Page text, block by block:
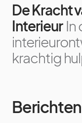
De Kracht
Interieur In
krachtig